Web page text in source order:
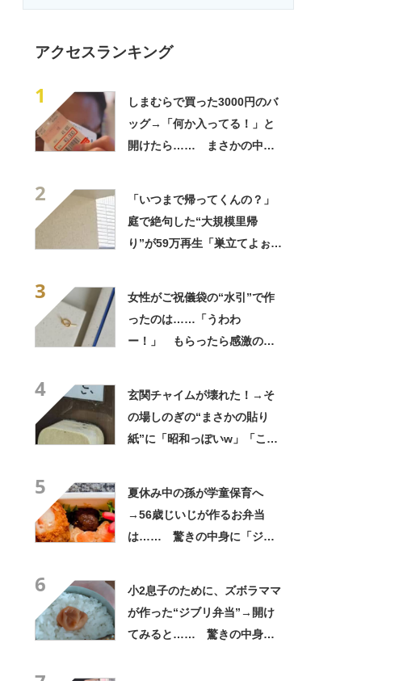
アクセスランキング
1
しまむらで買った3000円のバ
ッグ→「何か入ってる！」と
開けたら…… まさかの中身
2
「いつまで帰ってくんの？」
庭で絶句した“大規模里帰
り”が59万再生「巣立てよぉぉ
3
女性がご祝儀袋の“水引”で作
ったのは……「うわわ
ー！」 もらったら感激のデ
4
玄関チャイムが壊れた！→そ
の場しのぎの“まさかの貼り
紙”に「昭和っぽいw」「こん
5
夏休み中の孫が学童保育へ
→56歳じいじが作るお弁当
は…… 驚きの中身に「ジイ
6
小2息子のために、ズボラママ
が作った“ジブリ弁当”→開け
てみると…… 驚きの中身に